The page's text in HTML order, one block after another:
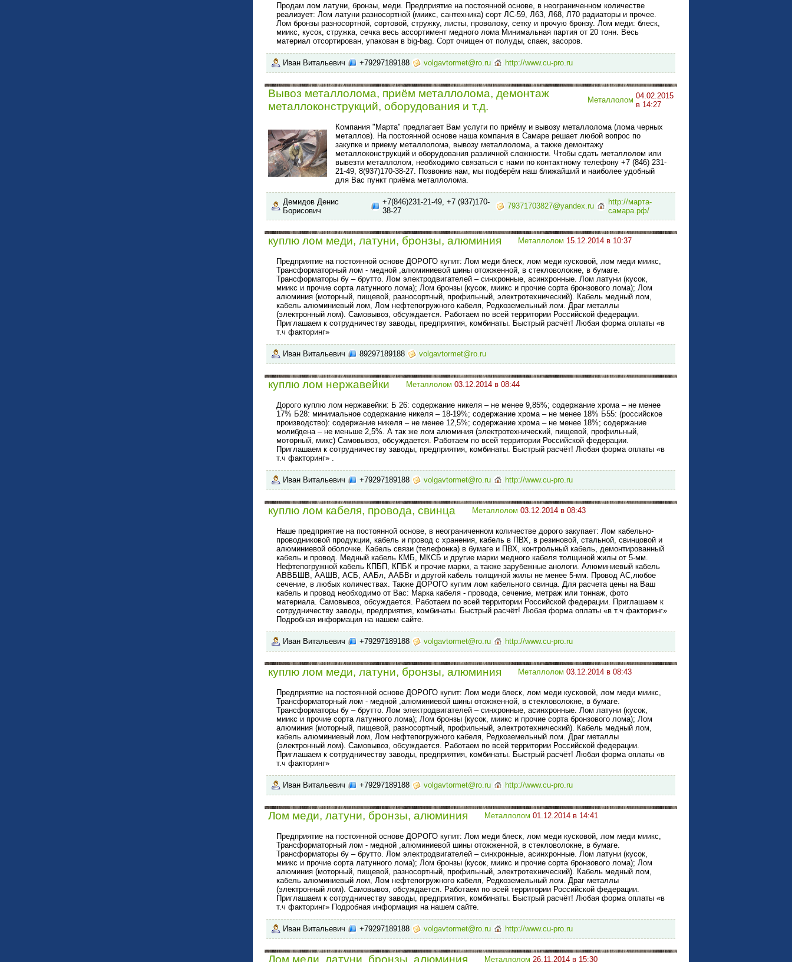
Продам лом латуни, бронзы, меди. Предприятие на постоянной основе, в неограниченном количестве
реализует: Лом латуни разносортной (миикс, сантехника) сорт ЛС-59, Л63, Л68, Л70 радиаторы и прочее.
Лом бронзы разносортной, сортовой, стружку, листы, проволоку, сетку и прочую бронзу. Лом меди: блеск,
миикс, кусок, стружка, сечка весь ассортимент медного лома Минимальная партия от 20 тонн. Весь
материал отсортирован, упакован в big-bag. Сорт очищен от полуды, спаек, засоров.
Иван Витальевич +79297189188 volgavtormet@ro.ru http://www.cu-pro.ru
Вывоз металлолома, приём металлолома, демонтаж
металлоконструкций, оборудования и т.д.
Металлолом 04.02.2015
в 14:27
Компания "Марта" предлагает Вам услуги по приёму и вывозу металлолома (лома черных
металлов). На постоянной основе наша компания в Самаре решает любой вопрос по
закупке и приему металлолома, вывозу металлолома, а также демонтажу
металлоконструкций и оборудования различной сложности. Чтобы сдать металлолом или
вывезти металлолом, необходимо связаться с нами по контактному телефону +7 (846) 231-
21-49, 8(937)170-38-27. Позвонив нам, мы подберём наш ближайший и наиболее удобный
для Вас пункт приёма металлолома.
Демидов Денис
Борисович
+7(846)231-21-49, +7 (937)170-
38-27
79371703827@yandex.ru
http://марта-
самара.рф/
куплю лом меди, латуни, бронзы, алюминия Металлолом 15.12.2014 в 10:37
Предприятие на постоянной основе ДОРОГО купит: Лом меди блеск, лом меди кусковой, лом меди миикс,
Трансформаторный лом - медной ,алюминиевой шины отожженной, в стекловолокне, в бумаге.
Трансформаторы бу – брутто. Лом электродвигателей – синхронные, асинхронные. Лом латуни (кусок,
миикс и прочие сорта латунного лома); Лом бронзы (кусок, миикс и прочие сорта бронзового лома); Лом
алюминия (моторный, пищевой, разносортный, профильный, электротехнический). Кабель медный лом,
кабель алюминиевый лом, Лом нефтепогружного кабеля, Редкоземельный лом. Драг металлы
(электронный лом). Самовывоз, обсуждается. Работаем по всей территории Российской федерации.
Приглашаем к сотрудничеству заводы, предприятия, комбинаты. Быстрый расчёт! Любая форма оплаты «в
т.ч факторинг»
Иван Витальевич 89297189188 volgavtormet@ro.ru
куплю лом нержавейки Металлолом 03.12.2014 в 08:44
Дорого куплю лом нержавейки: Б 26: содержание никеля – не менее 9,85%; содержание хрома – не менее
17% Б28: минимальное содержание никеля – 18-19%; содержание хрома – не менее 18% Б55: (российское
производство): содержание никеля – не менее 12,5%; содержание хрома – не менее 18%; содержание
молибдена – не меньше 2,5%. А так же лом алюминия (электротехнический, пищевой, профильный,
моторный, микс) Самовывоз, обсуждается. Работаем по всей территории Российской федерации.
Приглашаем к сотрудничеству заводы, предприятия, комбинаты. Быстрый расчёт! Любая форма оплаты «в
т.ч факторинг» .
Иван Витальевич +79297189188 volgavtormet@ro.ru http://www.cu-pro.ru
куплю лом кабеля, провода, свинца Металлолом 03.12.2014 в 08:43
Наше предприятие на постоянной основе, в неограниченном количестве дорого закупает: Лом кабельно-
проводниковой продукции, кабель и провод с хранения, кабель в ПВХ, в резиновой, стальной, свинцовой и
алюминиевой оболочке. Кабель связи (телефонка) в бумаге и ПВХ, контрольный кабель, демонтированный
кабель и провод. Медный кабель КМБ, МКСБ и другие марки медного кабеля толщиной жилы от 5-мм.
Нефтепогружной кабель КПБП, КПБК и прочие марки, а также зарубежные анологи. Алюминиевый кабель
АВВБШВ, ААШВ, АСБ, ААБл, ААБВг и другой кабель толщиной жилы не менее 5-мм. Провод АС,любое
сечение, в любых количествах. Также ДОРОГО купим лом кабельного свинца. Для расчета цены на Ваш
кабель и провод необходимо от Вас: Марка кабеля - провода, сечение, метраж или тоннаж, фото
материала. Самовывоз, обсуждается. Работаем по всей территории Российской федерации. Приглашаем к
сотрудничеству заводы, предприятия, комбинаты. Быстрый расчёт! Любая форма оплаты «в т.ч факторинг»
Подробная информация на нашем сайте.
Иван Витальевич +79297189188 volgavtormet@ro.ru http://www.cu-pro.ru
куплю лом меди, латуни, бронзы, алюминия Металлолом 03.12.2014 в 08:43
Предприятие на постоянной основе ДОРОГО купит: Лом меди блеск, лом меди кусковой, лом меди миикс,
Трансформаторный лом - медной ,алюминиевой шины отожженной, в стекловолокне, в бумаге.
Трансформаторы бу – брутто. Лом электродвигателей – синхронные, асинхронные. Лом латуни (кусок,
миикс и прочие сорта латунного лома); Лом бронзы (кусок, миикс и прочие сорта бронзового лома); Лом
алюминия (моторный, пищевой, разносортный, профильный, электротехнический). Кабель медный лом,
кабель алюминиевый лом, Лом нефтепогружного кабеля, Редкоземельный лом. Драг металлы
(электронный лом). Самовывоз, обсуждается. Работаем по всей территории Российской федерации.
Приглашаем к сотрудничеству заводы, предприятия, комбинаты. Быстрый расчёт! Любая форма оплаты «в
т.ч факторинг»
Иван Витальевич +79297189188 volgavtormet@ro.ru http://www.cu-pro.ru
Лом меди, латуни, бронзы, алюминия Металлолом 01.12.2014 в 14:41
Предприятие на постоянной основе ДОРОГО купит: Лом меди блеск, лом меди кусковой, лом меди миикс,
Трансформаторный лом - медной ,алюминиевой шины отожженной, в стекловолокне, в бумаге.
Трансформаторы бу – брутто. Лом электродвигателей – синхронные, асинхронные. Лом латуни (кусок,
миикс и прочие сорта латунного лома); Лом бронзы (кусок, миикс и прочие сорта бронзового лома); Лом
алюминия (моторный, пищевой, разносортный, профильный, электротехнический). Кабель медный лом,
кабель алюминиевый лом, Лом нефтепогружного кабеля, Редкоземельный лом. Драг металлы
(электронный лом). Самовывоз, обсуждается. Работаем по всей территории Российской федерации.
Приглашаем к сотрудничеству заводы, предприятия, комбинаты. Быстрый расчёт! Любая форма оплаты «в
т.ч факторинг» Подробная информация на нашем сайте.
Иван Витальевич +79297189188 volgavtormet@ro.ru http://www.cu-pro.ru
Лом меди, латуни, бронзы, алюминия Металлолом 26.11.2014 в 15:30